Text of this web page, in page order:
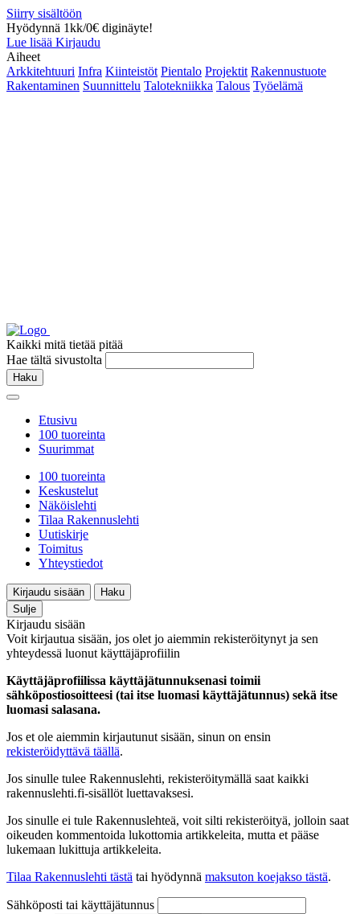
Siirry sisältöön
Hyödynnä 1kk/0€ diginäyte!
Lue lisää Kirjaudu
Aiheet
Arkkitehtuuri Infra Kiinteistöt Pientalo Projektit Rakennustuote
Rakentaminen Suunnittelu Talotekniikka Talous Työelämä
Kaikki mitä tietää pitää
Hae tältä sivustolta
Haku
Etusivu
100 tuoreinta
Suurimmat
100 tuoreinta
Keskustelut
Näköislehti
Tilaa Rakennuslehti
Uutiskirje
Toimitus
Yhteystiedot
Kirjaudu sisään
Haku
Sulje
Kirjaudu sisään
Voit kirjautua sisään, jos olet jo aiemmin rekisteröitynyt ja sen
yhteydessä luonut käyttäjäprofiilin
Käyttäjäprofiilissa käyttäjätunnuksenasi toimii
sähköpostiosoitteesi (tai itse luomasi käyttäjätunnus) sekä itse
luomasi salasana.
Jos et ole aiemmin kirjautunut sisään, sinun on ensin
rekisteröidyttävä täällä.
Jos sinulle tulee Rakennuslehti, rekisteröitymällä saat kaikki
rakennuslehti.fi-sisällöt luettavaksesi.
Jos sinulle ei tule Rakennuslehteä, voit silti rekisteröityä, jolloin saat
oikeuden kommentoida lukottomia artikkeleita, mutta et pääse
lukemaan lukittuja artikkeleita.
Tilaa Rakennuslehti tästä tai hyödynnä maksuton koejakso tästä.
Sähköposti tai käyttäjätunnus